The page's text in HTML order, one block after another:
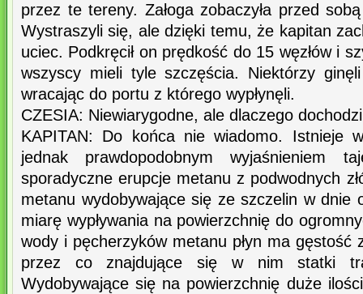
przez te tereny. Załoga zobaczyła przed
Wystraszyli się, ale dzięki temu, że kapitan
uciec. Podkręcił on prędkość do 15 węzłów i
wszyscy mieli tyle szczęścia. Niektórzy
wracając do portu z którego wypłynęli.
CZESIA: Niewiarygodne, ale dlaczego
KAPITAN: Do końca nie wiadomo. Istnieje
jednak prawdopodobnym wyjaśnieniem
sporadyczne erupcje metanu z podwodnych
metanu wydobywające się ze szczelin w dnie
miarę wypływania na powierzchnię do
wody i pęcherzyków metanu płyn ma gęstość
przez co znajdujące się w nim statki
Wydobywające się na powierzchnię duże